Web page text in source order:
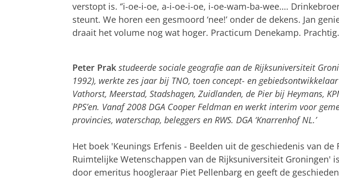
verstopt is. ‘’i-oe-i-oe, a-i-oe-i-oe, i-oe-wam-ba-wee….
steunt. We horen een gesmoord ‘nee!’ onder de dekens. Jan
draait het volume nog wat hoger. Practicum Denekamp. Prachtig.
Peter Prak studeerde sociale geografie aan de Rijksuniversiteit
1992), werkte zes jaar bij TNO, toen concept- en
Vathorst, Meerstad, Stadshagen, Zuidlanden, de Pier bij Heymans,
PPS’en. Vanaf 2008 DGA Cooper Feldman en werkt interim voor
provincies, waterschap, beleggers en RWS. DGA ‘Knarrenhof NL.’
Het boek 'Keunings Erfenis - Beelden uit de geschiedenis van de
Ruimtelijke Wetenschappen van de Rijksuniversiteit Groningen'
door emeritus hoogleraar Piet Pellenbarg en geeft de